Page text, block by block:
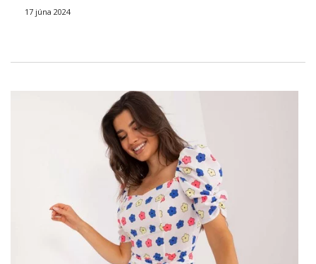
nepochybne dodáva …
17 júna 2024